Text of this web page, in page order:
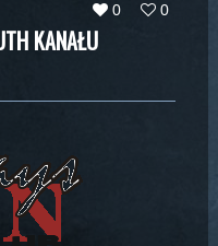
0 0
KANAŁU